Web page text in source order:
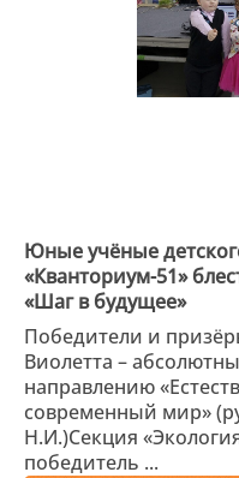
Юные учёные
«Кванториум-51»
«Шаг в будущее»
Победители и
Виолетта –
направлению
современный мир»
Н.И.)Секция
победитель ...